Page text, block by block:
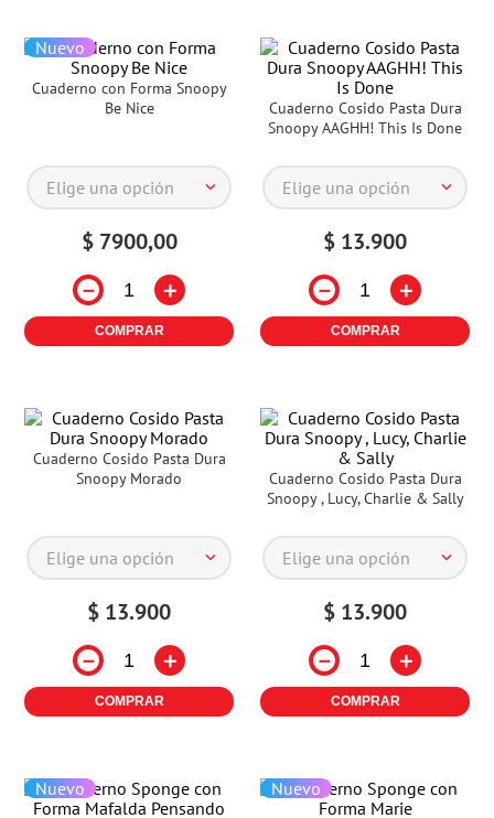
Nuevo
Cuaderno con Forma Snoopy
Be Nice
Elige una opción
$ 7900,00
－ ＋
COMPRAR
Cuaderno Cosido Pasta Dura
Snoopy AAGHH! This Is Done
Elige una opción
$ 13.900
－ ＋
COMPRAR
Cuaderno Cosido Pasta Dura
Snoopy Morado
Elige una opción
$ 13.900
－ ＋
COMPRAR
Cuaderno Cosido Pasta Dura
Snoopy , Lucy, Charlie & Sally
Elige una opción
$ 13.900
－ ＋
COMPRAR
Nuevo Nuevo